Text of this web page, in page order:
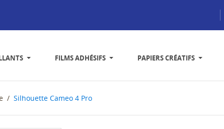
FILMS ADHÉSIFS PAPIERS CRÉATIFS
Silhouette Cameo 4 Pro